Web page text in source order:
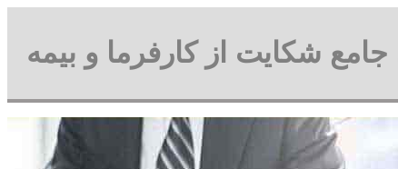
جامع شکایت از کارفرما و بیمه